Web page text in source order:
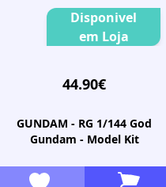
Disponivel
em Loja
44.90€
GUNDAM - RG 1/144 God
Gundam - Model Kit